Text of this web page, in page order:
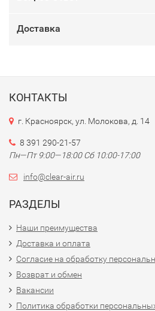
Доставка
КОНТАКТЫ
г. Красноярск, ул. Молокова, д. 14
8 391 290-21-57
Пн—Пт 9:00—18:00 Сб 10:00-17:00
info@clear-air.ru
РАЗДЕЛЫ
Наши преимущества
Доставка и оплата
Согласие на обработку
Возврат и обмен
Вакансии
Политика обработки